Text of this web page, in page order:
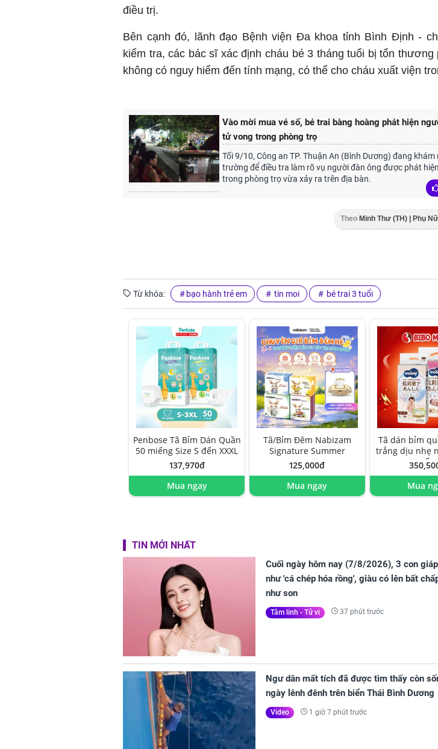
điều trị.
Bên cạnh đó, lãnh đạo Bệnh viện Đa khoa tỉnh Bình Định -
kiểm tra, các bác sĩ xác định cháu bé 3 tháng tuổi bị tổn thương
không có nguy hiểm đến tính mạng, có thể cho cháu xuất viện
Vào mời mua vé số, bé trai bàng hoàng phát hiện
tử vong trong phòng trọ
Tối 9/10, Công an TP. Thuận An (Bình Dương) đang khám
trường để điều tra làm rõ vụ người đàn ông được phát
trong phòng trọ vừa xảy ra trên địa bàn.
Theo Minh Thư (TH) | Phụ
Từ khóa: bạo hành trẻ em tin moi bé trai 3 tuổi
Penbose Tã Bỉm Dán Quần
50 miếng Size S đến XXXL
137,970đ
Mua ngay
Tã/Bỉm Đêm Nabizam
Signature Summer
125,000đ
Mua ngay
Tã dán bỉm
trắng dịu nhẹ
cấp
Mua
TIN MỚI NHẤT
Cuối ngày hôm nay (7/8/2026), 3 con
như 'cá chép hóa rồng', giàu có lên bất
như son
Tâm linh - Tử vi 37 phút trước
Ngư dân mất tích đã được tìm thấy còn
ngày lênh đênh trên biển Thái Bình Dương
Video 1 giờ 7 phút trước